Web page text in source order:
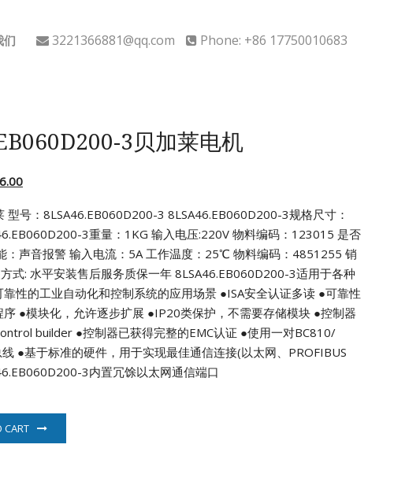
3221366881@qq.com Phone: +86 17750010683
们
3贝加莱电机
型号：8LSA46.EB060D200-3 8LSA46.EB060D200-3规格尺寸：
3重量：1KG 输入电压:220V 物料编码：123015 是否
：声音报警 输入电流：5A工作温度：25℃ 物料编码：4851255 销
式: 水平安装售后服务质保一年8LSA46.EB060D200-3适用于各种
性的工业自动化和控制系统的应用场景 ●ISA安全认证多读 ●可靠性
序 ●模块化，允许逐步扩展 ●IP20类保护，不需要存储模块 ●控制器
builder ●控制器已获得完整的EMC认证 ●使用一对BC810/
线 ●基于标准的硬件，用于实现最佳通信连接(以太网、PROFIBUS
3内置冗馀以太网通信端口
CART